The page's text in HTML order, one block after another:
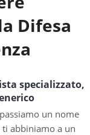
Difesa
specializzato,
un nome
ti abbiniamo a un